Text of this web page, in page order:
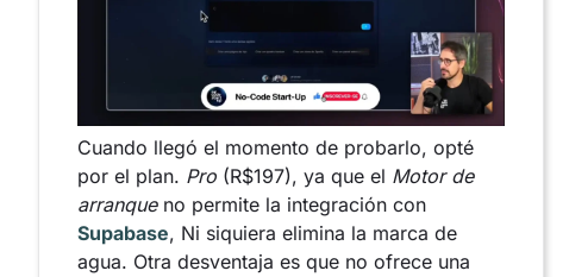
Cuando llegó el momento de probarlo, opté
por el plan. Pro (R$197), ya que el Motor de
arranqueno permite la integración con
Supabase, Ni siquiera elimina la marca de
agua. Otra desventaja es que no ofrece una